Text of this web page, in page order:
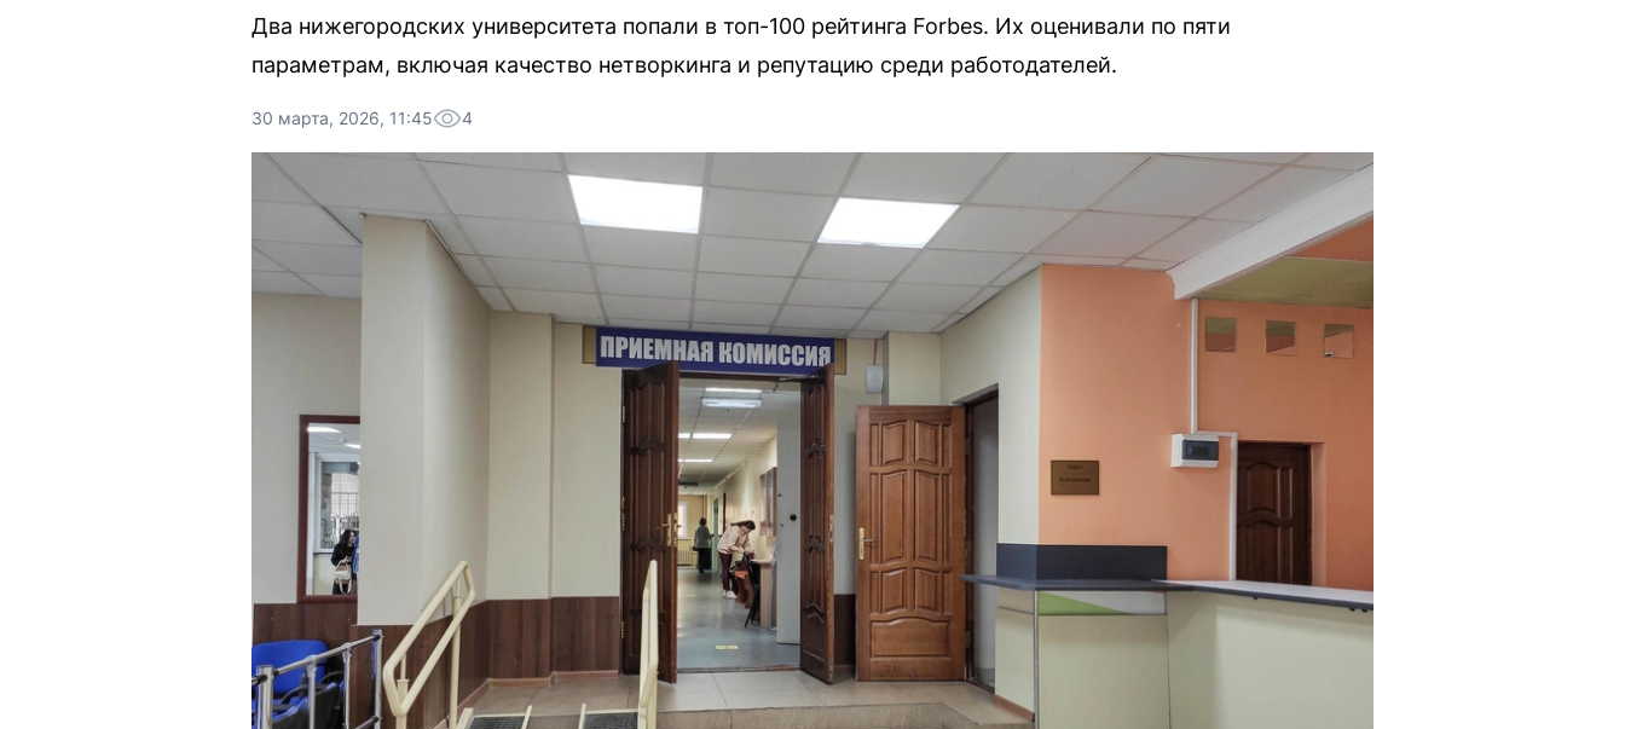
Два нижегородских университета попали в топ-100 рейтинга Forbes. Их оценивали по пяти
параметрам, включая качество нетворкинга и репутацию среди работодателей.
30 марта, 2026, 11:45 4